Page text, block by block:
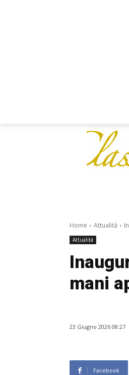
Home Attualità
Attualità
mani
23 Giugno 2026 08:27
Facebook